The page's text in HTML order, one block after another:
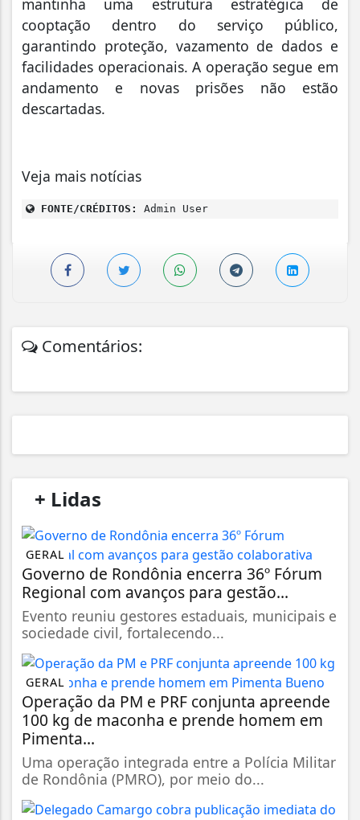
mantinha uma estrutura estratégica de
cooptação dentro do serviço público,
garantindo proteção, vazamento de dados e
facilidades operacionais. A operação segue em
andamento e novas prisões não estão
descartadas.
Veja mais notícias
FONTE/CRÉDITOS: Admin User
Comentários:
+ Lidas
GERAL
Governo de Rondônia encerra 36º Fórum
Regional com avanços para gestão...
Evento reuniu gestores estaduais, municipais e
sociedade civil, fortalecendo...
GERAL
Operação da PM e PRF conjunta apreende
100 kg de maconha e prende homem em
Pimenta...
Uma operação integrada entre a Polícia Militar
de Rondônia (PMRO), por meio do...